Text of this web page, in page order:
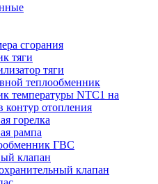
сгорания
тяги
тяги
теплообменник
температуры NTC1 на
контур отопления
горелка
рампа
ГВС
клапан
клапан